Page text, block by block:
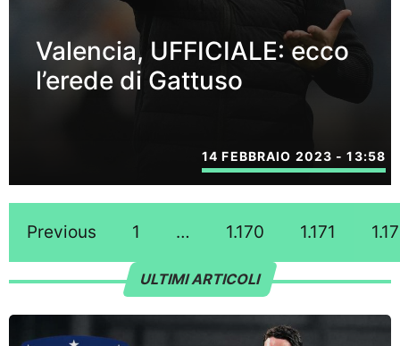
Valencia, UFFICIALE: ecco
l’erede di Gattuso
14 FEBBRAIO 2023 - 13:58
Previous 1 … 1.170 1.171
ULTIMI ARTICOLI